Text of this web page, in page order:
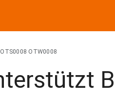
OTS0008 OTW0008